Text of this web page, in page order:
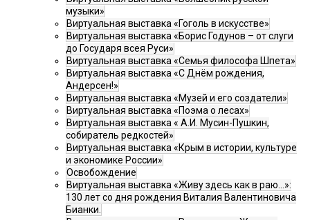
музыки»
Виртуальная выставка «Гоголь в искусстве»
Виртуальная выставка «Борис Годунов – от слуги
до Государя всея Руси»
Виртуальная выставка «Семья философа Шпета»
Виртуальная выставка «С Днём рождения,
Андерсен!»
Виртуальная выставка «Музей и его создатели»
Виртуальная выставка «Поэма о лесах»
Виртуальная выставка « А.И. Мусин-Пушкин,
собиратель редкостей»
Виртуальная выставка «Крым в истории, культуре
и экономике России»
Освобождение
Виртуальная выставка «Живу здесь как в раю…»:
130 лет со дня рождения Виталия Валентиновича
Бианки.